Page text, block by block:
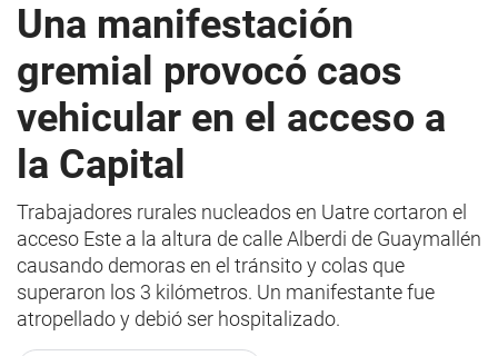
Una manifestación
gremial provocó caos
vehicular en el acceso a
la Capital
Trabajadores rurales nucleados en Uatre cortaron el
acceso Este a la altura de calle Alberdi de Guaymallén
causando demoras en el tránsito y colas que
superaron los 3 kilómetros. Un manifestante fue
atropellado y debió ser hospitalizado.